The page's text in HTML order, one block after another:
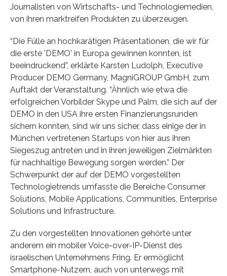
Journalisten von Wirtschafts- und Technologiemedien,
von ihren marktreifen Produkten zu überzeugen.
“Die Fülle an hochkarätigen Präsentationen, die wir für
die erste 'DEMO' in Europa gewinnen konnten, ist
beeindruckend”, erklärte Karsten Ludolph, Executive
Producer DEMO Germany, MagniGROUP GmbH, zum
Auftakt der Veranstaltung. “Ähnlich wie etwa die
erfolgreichen Vorbilder Skype und Palm, die sich auf der
DEMO in den USA ihre ersten Finanzierungsrunden
sichern konnten, sind wir uns sicher, dass einige der in
München vertretenen Startups von hier aus ihren
Siegeszug antreten und in ihren jeweiligen Zielmärkten
für nachhaltige Bewegung sorgen werden.” Der
Schwerpunkt der auf der DEMO vorgestellten
Technologietrends umfasste die Bereiche Consumer
Solutions, Mobile Applications, Communities, Enterprise
Solutions und Infrastructure.
Zu den vorgestellten Innovationen gehörte unter
anderem ein mobiler Voice-over-IP-Dienst des
israelischen Unternehmens Fring. Er ermöglicht
Smartphone-Nutzern, auch von unterwegs mit